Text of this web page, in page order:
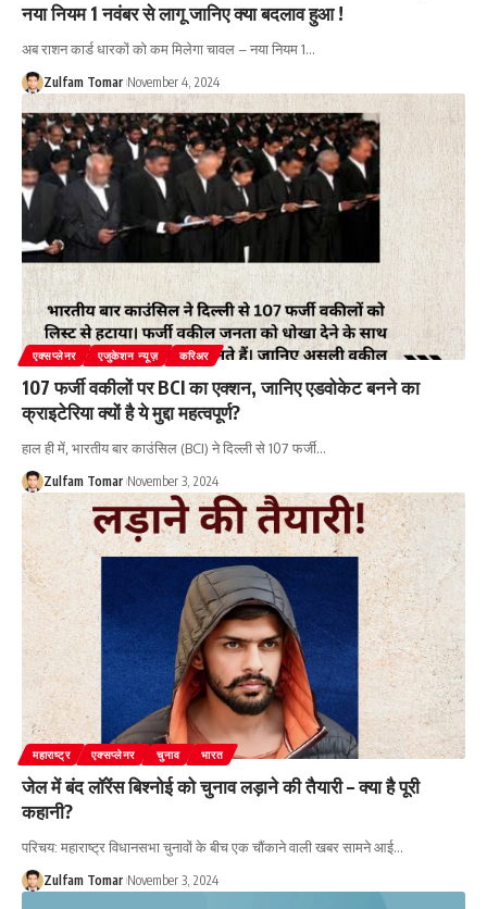
नया नियम 1 नवंबर से लागू जानिए क्या बदलाव हुआ !
अब राशन कार्ड धारकों को कम मिलेगा चावल – नया नियम 1…
Zulfam Tomar November 4, 2024
एक्सप्लेनर एजुकेशन न्यूज़ करिअर
107 फर्जी वकीलों पर BCI का एक्शन, जानिए एडवोकेट बनने का
क्राइटेरिया क्यों है ये मुद्दा महत्वपूर्ण?
हाल ही में, भारतीय बार काउंसिल (BCI) ने दिल्ली से 107 फर्जी…
Zulfam Tomar November 3, 2024
महाराष्ट्र एक्सप्लेनर चुनाव भारत
जेल में बंद लॉरेंस बिश्नोई को चुनाव लड़ाने की तैयारी – क्या है पूरी
कहानी?
परिचय: महाराष्ट्र विधानसभा चुनावों के बीच एक चौंकाने वाली खबर सामने आई…
Zulfam Tomar November 3, 2024